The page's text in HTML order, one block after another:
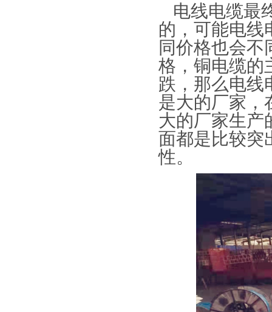
电线电缆最
的，可能电线
同价格也会不
格，铜电缆的
跌，那么电线
是大的厂家，
大的厂家生产
面都是比较突
性。